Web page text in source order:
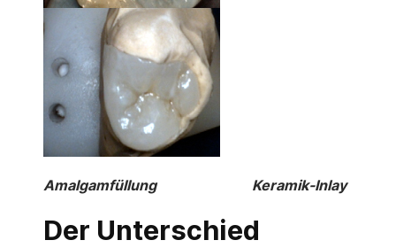
Amalgamfüllung Keramik-Inlay
Der Unterschied